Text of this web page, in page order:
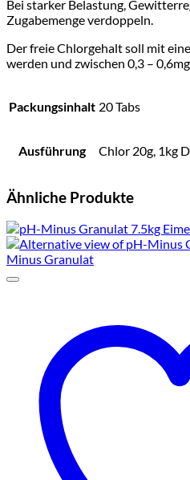
Bei starker Belastung,
Zugabemenge verdoppeln.
Der freie Chlorgehalt soll mit
werden und zwischen 0,3 –
Packungsinhalt 20 Tabs
Ausführung Chlor 20g, 1kg
Ähnliche Produkte